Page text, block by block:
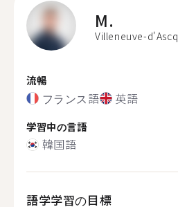
M.
Villeneuve-d'Ascq
流暢
フランス語 英語
学習中の言語
韓国語
語学学習の目標